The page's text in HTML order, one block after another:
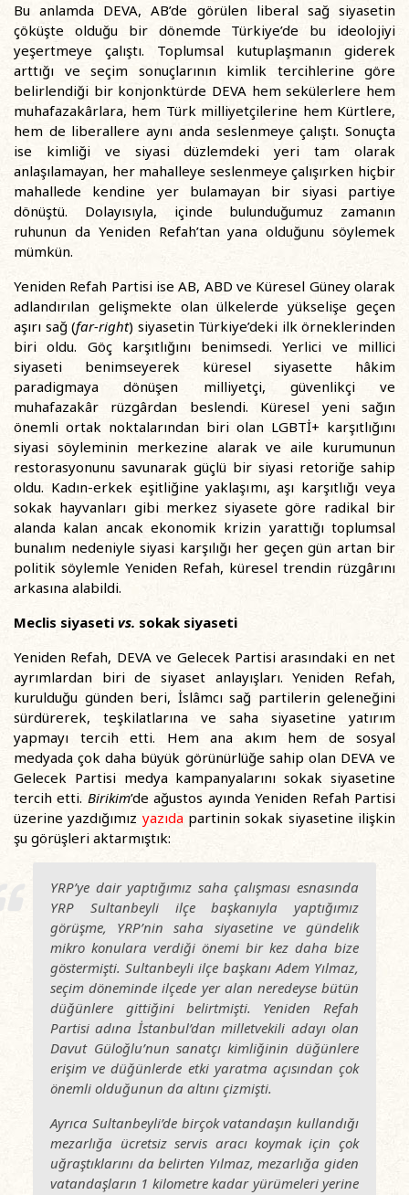
Bu anlamda DEVA, AB’de görülen liberal sağ siyasetin
çöküşte olduğu bir dönemde Türkiye’de bu ideolojiyi
yeşertmeye çalıştı. Toplumsal kutuplaşmanın giderek
arttığı ve seçim sonuçlarının kimlik tercihlerine göre
belirlendiği bir konjonktürde DEVA hem sekülerlere hem
muhafazakârlara, hem Türk milliyetçilerine hem Kürtlere,
hem de liberallere aynı anda seslenmeye çalıştı. Sonuçta
ise kimliği ve siyasi düzlemdeki yeri tam olarak
anlaşılamayan, her mahalleye seslenmeye çalışırken hiçbir
mahallede kendine yer bulamayan bir siyasi partiye
dönüştü. Dolayısıyla, içinde bulunduğumuz zamanın
ruhunun da Yeniden Refah’tan yana olduğunu söylemek
mümkün.
Yeniden Refah Partisi ise AB, ABD ve Küresel Güney olarak
adlandırılan gelişmekte olan ülkelerde yükselişe geçen
aşırı sağ (far-right) siyasetin Türkiye’deki ilk örneklerinden
biri oldu. Göç karşıtlığını benimsedi. Yerlici ve millici
siyaseti benimseyerek küresel siyasette hâkim
paradigmaya dönüşen milliyetçi, güvenlikçi ve
muhafazakâr rüzgârdan beslendi. Küresel yeni sağın
önemli ortak noktalarından biri olan LGBTİ+ karşıtlığını
siyasi söyleminin merkezine alarak ve aile kurumunun
restorasyonunu savunarak güçlü bir siyasi retoriğe sahip
oldu. Kadın-erkek eşitliğine yaklaşımı, aşı karşıtlığı veya
sokak hayvanları gibi merkez siyasete göre radikal bir
alanda kalan ancak ekonomik krizin yarattığı toplumsal
bunalım nedeniyle siyasi karşılığı her geçen gün artan bir
politik söylemle Yeniden Refah, küresel trendin rüzgârını
arkasına alabildi.
Meclis siyaseti vs. sokak siyaseti
Yeniden Refah, DEVA ve Gelecek Partisi arasındaki en net
ayrımlardan biri de siyaset anlayışları. Yeniden Refah,
kurulduğu günden beri, İslâmcı sağ partilerin geleneğini
sürdürerek, teşkilatlarına ve saha siyasetine yatırım
yapmayı tercih etti. Hem ana akım hem de sosyal
medyada çok daha büyük görünürlüğe sahip olan DEVA ve
Gelecek Partisi medya kampanyalarını sokak siyasetine
tercih etti. Birikim’de ağustos ayında Yeniden Refah Partisi
üzerine yazdığımız yazıda partinin sokak siyasetine ilişkin
şu görüşleri aktarmıştık:
YRP’ye dair yaptığımız saha çalışması esnasında
YRP Sultanbeyli ilçe başkanıyla yaptığımız
görüşme, YRP’nin saha siyasetine ve gündelik
mikro konulara verdiği önemi bir kez daha bize
göstermişti. Sultanbeyli ilçe başkanı Adem Yılmaz,
seçim döneminde ilçede yer alan neredeyse bütün
düğünlere gittiğini belirtmişti. Yeniden Refah
Partisi adına İstanbul’dan milletvekili adayı olan
Davut Güloğlu’nun sanatçı kimliğinin düğünlere
erişim ve düğünlerde etki yaratma açısından çok
önemli olduğunun da altını çizmişti.
Ayrıca Sultanbeyli’de birçok vatandaşın kullandığı
mezarlığa ücretsiz servis aracı koymak için çok
uğraştıklarını da belirten Yılmaz, mezarlığa giden
vatandaşların 1 kilometre kadar yürümeleri yerine